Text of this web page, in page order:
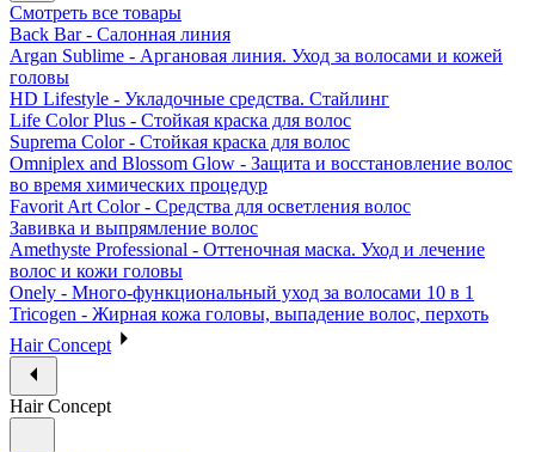
Смотреть все товары
Back Bar - Салонная линия
Argan Sublime - Аргановая линия. Уход за волосами и кожей
головы
HD Lifestyle - Укладочные средства. Стайлинг
Life Color Plus - Стойкая краска для волос
Suprema Color - Стойкая краска для волос
Omniplex and Blossom Glow - Защита и восстановление волос
во время химических процедур
Favorit Art Color - Средства для осветления волос
Завивка и выпрямление волос
Amethyste Professional - Оттеночная маска. Уход и лечение
волос и кожи головы
Onely - Много-функциональный уход за волосами 10 в 1
Tricogen - Жирная кожа головы, выпадение волос, перхоть
Hair Concept
Hair Concept